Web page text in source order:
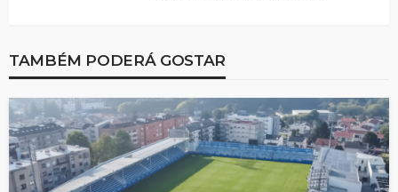
TAMBÉM PODERÁ GOSTAR